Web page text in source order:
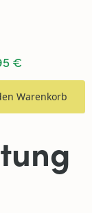
€
Warenkorb